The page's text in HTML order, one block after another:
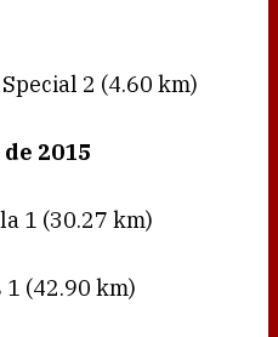
2 (4.60 km)
2015
1 (30.27 km)
1 (42.90 km)